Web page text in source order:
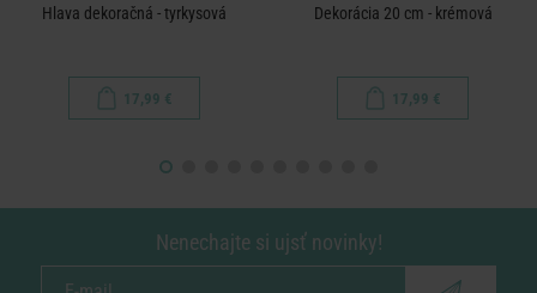
Hlava dekoračná - tyrkysová
17,99 €
Dekorácia 20 cm - krémová
17,99 €
Nenechajte si ujsť novinky!